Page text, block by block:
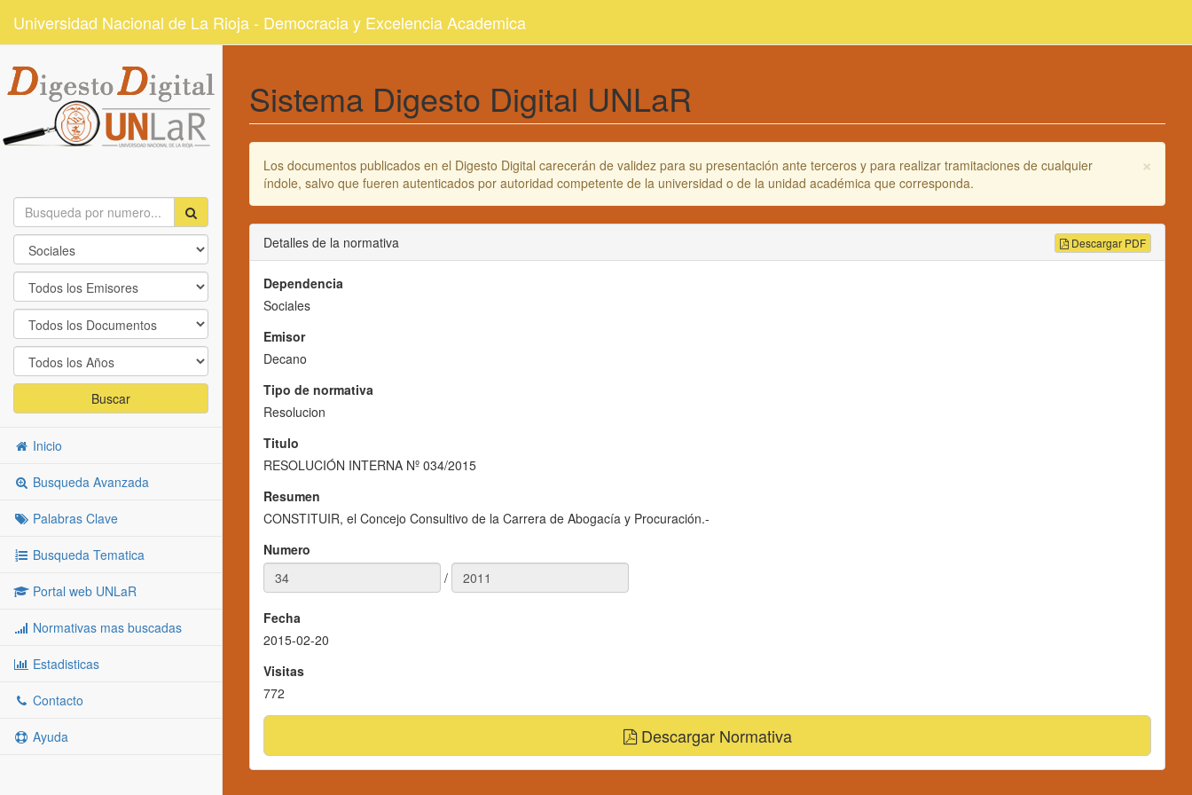
Universidad Nacional de La Rioja - Democracia y Excelencia Academica
Buscar
Inicio
Busqueda Avanzada
Palabras Clave
Busqueda Tematica
Portal web UNLaR
Normativas mas buscadas
Estadisticas
Contacto
Ayuda
Sistema Digesto Digital UNLaR
×
Los documentos publicados en el Digesto Digital carecerán de validez para su presentación ante terceros y para realizar tramitaciones de cualquier
índole, salvo que fueren autenticados por autoridad competente de la universidad o de la unidad académica que corresponda.
Detalles de la normativa Descargar PDF
Dependencia
Sociales
Emisor
Decano
Tipo de normativa
Resolucion
Titulo
RESOLUCIÓN INTERNA Nº 034/2015
Resumen
CONSTITUIR, el Concejo Consultivo de la Carrera de Abogacía y Procuración.-
Numero
/
Fecha
2015-02-20
Visitas
772
Descargar Normativa